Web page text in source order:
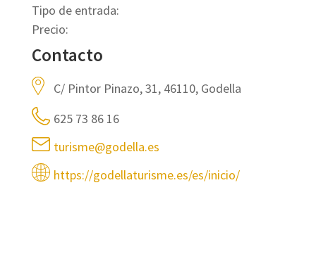
Tipo de entrada:
Precio:
Contacto
C/ Pintor Pinazo, 31, 46110, Godella
625 73 86 16
turisme@godella.es
https://godellaturisme.es/es/inicio/